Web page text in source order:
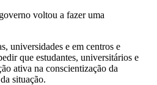
voltou a fazer uma
universidades e em centros e
que estudantes, universitários e
ativa na conscientização da
situação.